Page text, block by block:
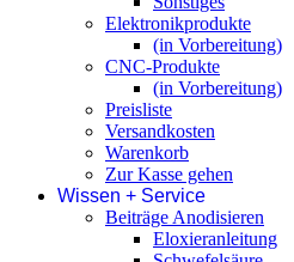
Elektronikprodukte
(in Vorbereitung)
CNC-Produkte
(in Vorbereitung)
Preisliste
Versandkosten
Warenkorb
Zur Kasse gehen
Wissen + Service
Beiträge Anodisieren
Eloxieranleitung